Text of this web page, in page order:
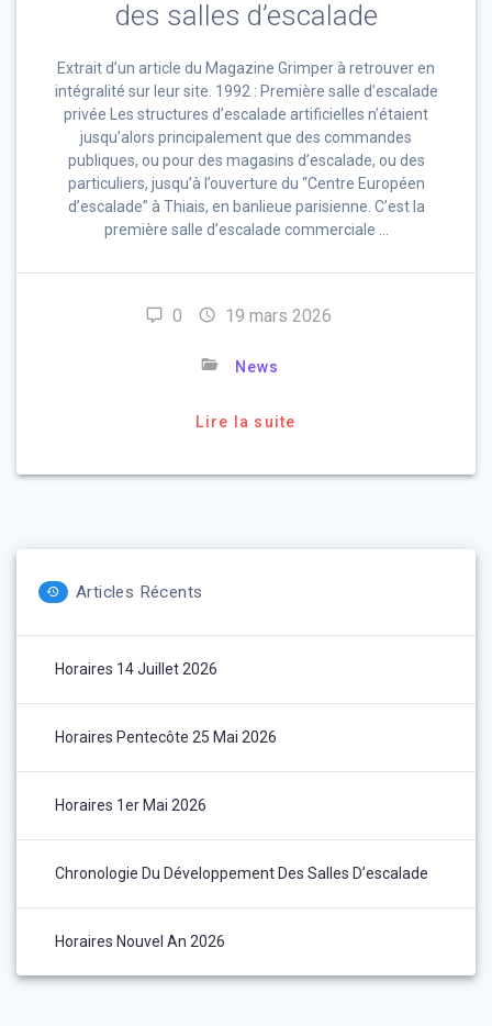
des salles d’escalade
Extrait d’un article du Magazine Grimper à retrouver en
intégralité sur leur site. 1992 : Première salle d’escalade
privée Les structures d’escalade artificielles n’étaient
jusqu’alors principalement que des commandes
publiques, ou pour des magasins d’escalade, ou des
particuliers, jusqu’à l’ouverture du “Centre Européen
d’escalade” à Thiais, en banlieue parisienne. C’est la
première salle d’escalade commerciale …
0 19 mars 2026
News
Lire la suite
Articles Récents
Horaires 14 Juillet 2026
Horaires Pentecôte 25 Mai 2026
Horaires 1er Mai 2026
Chronologie Du Développement Des Salles D’escalade
Horaires Nouvel An 2026